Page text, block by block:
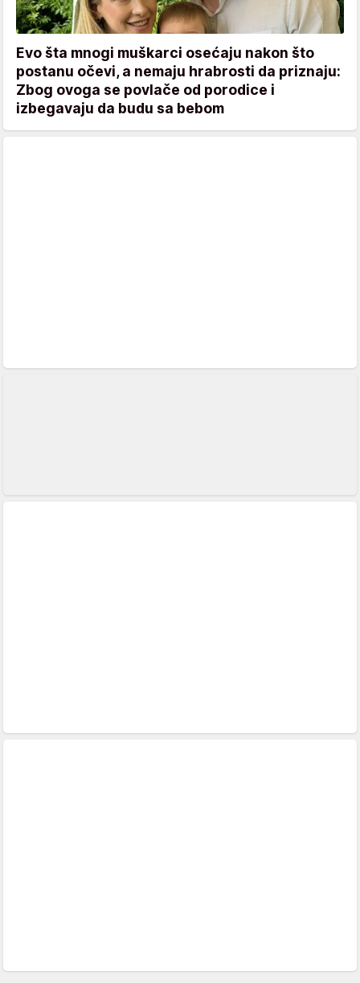
Evo šta mnogi muškarci osećaju nakon što
postanu očevi, a nemaju hrabrosti da priznaju:
Zbog ovoga se povlače od porodice i
izbegavaju da budu sa bebom